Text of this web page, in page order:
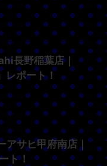
長野稲葉店｜
レポート！
サヒ甲府南店｜
ト！